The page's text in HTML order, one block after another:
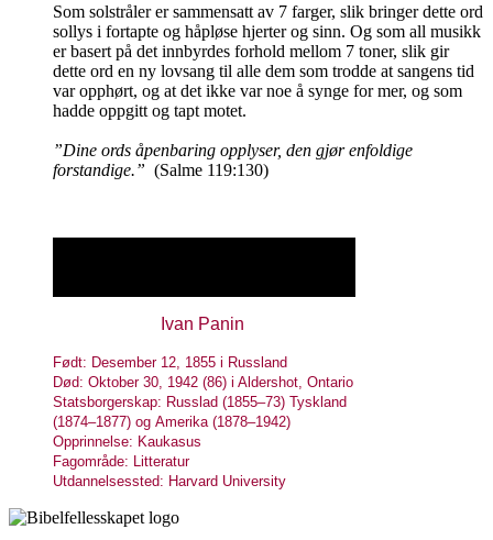
Som solstråler er sammensatt av 7 farger, slik bringer dette ord
sollys i fortapte og håpløse hjerter og sinn. Og som all musikk
er basert på det innbyrdes forhold mellom 7 toner, slik gir
dette ord en ny lovsang til alle dem som trodde at sangens tid
var opphørt, og at det ikke var noe å synge for mer, og som
hadde oppgitt og tapt motet.
”Dine ords åpenbaring opplyser, den gjør enfoldige
forstandige.” (Salme 119:130)
Ivan Panin
Født: Desember 12, 1855 i Russland
Død: Oktober 30, 1942 (86) i Aldershot, Ontario
Statsborgerskap: Russlad (1855–73) Tyskland
(1874–1877) og Amerika (1878–1942)
Opprinnelse: Kaukasus
Fagområde: Litteratur
Utdannelsessted: Harvard University